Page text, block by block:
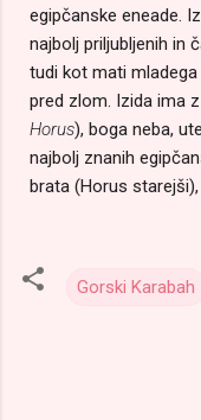
egipčanske eneade.
najbolj priljubljenih in
tudi kot mati
pred zlom. Izida ima
Horus), boga neba,
najbolj znanih
brata (Horus
Gorski Karabah